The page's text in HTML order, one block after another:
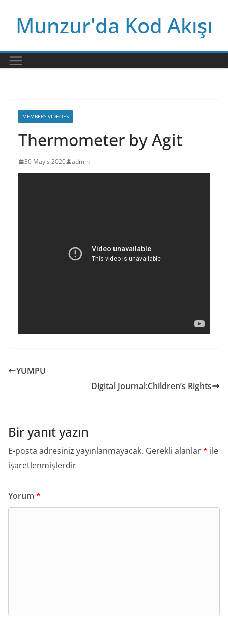
contentMunzur'da Kod Akışı
MEMBERS VIDEOES
Thermometer by Agit
30 Mayıs 2020 admin
YUMPU
Digital Journal:Children’s Rights
Bir yanıt yazın
E-posta adresiniz yayınlanmayacak. Gerekli alanlar* ile
işaretlenmişlerdir
Yorum *